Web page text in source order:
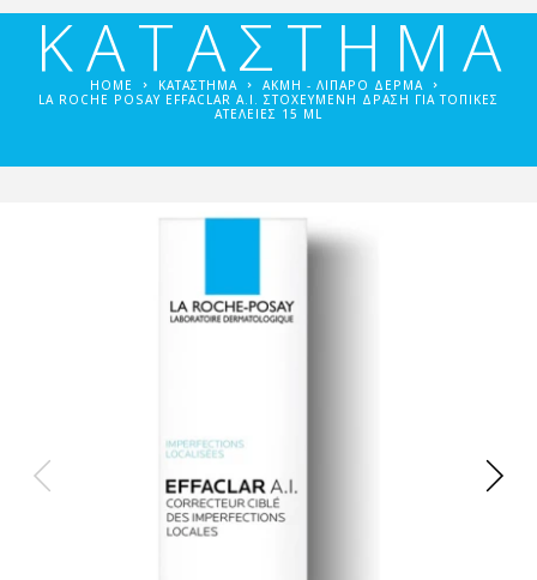
ΚΑΤΑΣΤΗΜΑ
HOME ΚΑΤΑΣΤΗΜΑ
ΑΚΜΉ - ΛΙΠΑΡΌ ΔΈΡΜΑ
LA ROCHE POSAY EFFACLAR A.I. ΣΤΟΧΕΥΜΈΝΗ ΔΡΆΣΗ ΓΙΑ ΤΟΠΙΚΈΣ
ΑΤΈΛΕΙΕΣ 15 ML